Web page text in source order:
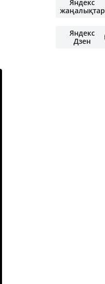
Яндекс
жаңалықтар
Яндекс
Дзен